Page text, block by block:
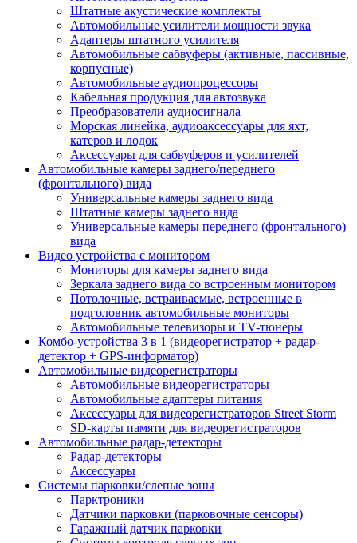
Штатные акустические комплекты
Автомобильные усилители мощности звука
Адаптеры штатного усилителя
Автомобильные сабвуферы (активные, пассивные,
корпусные)
Автомобильные аудиопроцессоры
Кабельная продукция для автозвука
Преобразователи аудиосигнала
Морская линейка, аудиоаксессуары для яхт,
катеров и лодок
Аксессуары для сабвуферов и усилителей
Автомобильные камеры заднего/переднего
(фронтального) вида
Универсальные камеры заднего вида
Штатные камеры заднего вида
Универсальные камеры переднего (фронтального)
вида
Видео устройства c монитором
Мониторы для камеры заднего вида
Зеркала заднего вида со встроенным монитором
Потолочные, встраиваемые, встроенные в
подголовник автомобильные мониторы
Автомобильные телевизоры и TV-тюнеры
Комбо-устройства 3 в 1 (видеорегистратор + радар-
детектор + GPS-информатор)
Автомобильные видеорегистраторы
Автомобильные видеорегистраторы
Автомобильные адаптеры питания
Аксессуары для видеорегистраторов Street Storm
SD-карты памяти для видеорегистраторов
Автомобильные радар-детекторы
Радар-детекторы
Аксессуары
Системы парковки/слепые зоны
Парктроники
Датчики парковки (парковочные сенсоры)
Гаражный датчик парковки